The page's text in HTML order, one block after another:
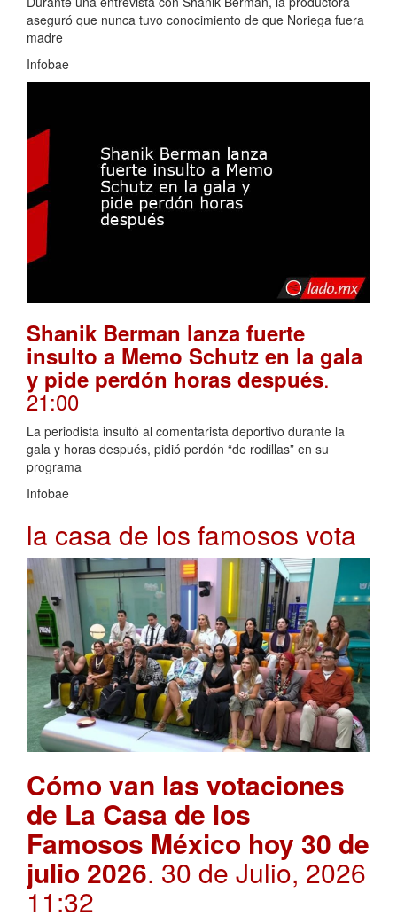
aseguró que nunca tuvo conocimiento de que Noriega fuera
madre
Infobae
Shanik Berman lanza fuerte
insulto a Memo Schutz en la gala
y pide perdón horas después.
21:00
La periodista insultó al comentarista deportivo durante la
gala y horas después, pidió perdón “de rodillas” en su
programa
Infobae
la casa de los famosos vota
Cómo van las votaciones
de La Casa de los
Famosos México hoy 30 de
julio 2026. 30 de Julio, 2026
11:32